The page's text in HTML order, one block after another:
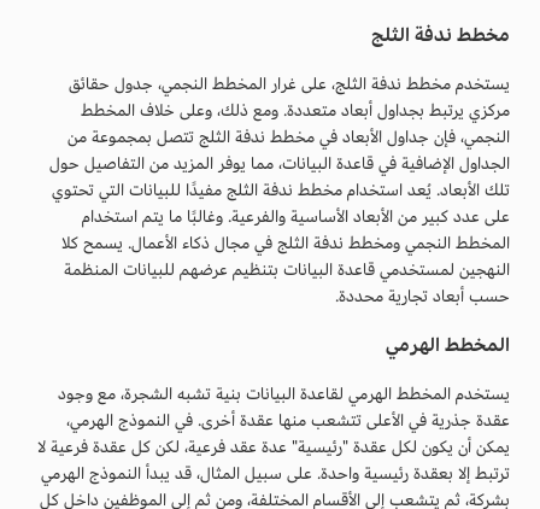
مخطط ندفة الثلج
يستخدم مخطط ندفة الثلج، على غرار المخطط النجمي، جدول حقائق
مركزي يرتبط بجداول أبعاد متعددة. ومع ذلك، وعلى خلاف المخطط
النجمي، فإن جداول الأبعاد في مخطط ندفة الثلج تتصل بمجموعة من
الجداول الإضافية في قاعدة البيانات، مما يوفر المزيد من التفاصيل حول
تلك الأبعاد. يُعد استخدام مخطط ندفة الثلج مفيدًا للبيانات التي تحتوي
على عدد كبير من الأبعاد الأساسية والفرعية. وغالبًا ما يتم استخدام
المخطط النجمي ومخطط ندفة الثلج في مجال ذكاء الأعمال. يسمح كلا
النهجين لمستخدمي قاعدة البيانات بتنظيم عرضهم للبيانات المنظمة
حسب أبعاد تجارية محددة.
المخطط الهرمي
يستخدم المخطط الهرمي لقاعدة البيانات بنية تشبه الشجرة، مع وجود
عقدة جذرية في الأعلى تتشعب منها عقدة أخرى. في النموذج الهرمي،
يمكن أن يكون لكل عقدة "رئيسية" عدة عقد فرعية، لكن كل عقدة فرعية لا
ترتبط إلا بعقدة رئيسية واحدة. على سبيل المثال، قد يبدأ النموذج الهرمي
بشركة، ثم يتشعب إلى الأقسام المختلفة، ومن ثم إلى الموظفين داخل كل